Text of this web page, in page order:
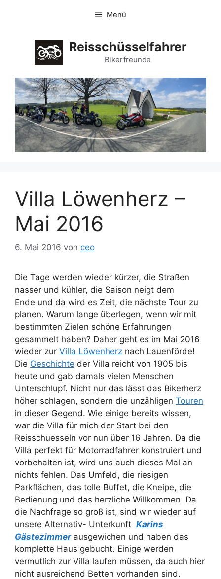
Menü
Reisschüsselfahrer
Bikerfreunde
Villa Löwenherz –
Mai 2016
6. Mai 2016 von ceo
Die Tage werden wieder kürzer, die Straßen
nasser und kühler, die Saison neigt dem
Ende und da wird es Zeit, die nächste Tour zu
planen. Warum lange überlegen, wenn wir mit
bestimmten Zielen schöne Erfahrungen
gesammelt haben? Daher geht es im Mai 2016
wieder zur Villa Löwenherz nach Lauenförde!
Die Geschichte der Villa reicht von 1905 bis
heute und gab damals vielen Menschen
Unterschlupf. Nicht nur das lässt das Bikerherz
höher schlagen, sondern die unzähligen Touren
in dieser Gegend. Wie einige bereits wissen,
war die Villa für mich der Start bei den
Reisschuesseln vor nun über 16 Jahren. Da die
Villa perfekt für Motorradfahrer konstruiert und
vorbehalten ist, wird uns auch dieses Mal an
nichts fehlen. Das Umfeld, die riesigen
Parkflächen, das tolle Buffet, die Kneipe, die
Bedienung und das herzliche Willkommen. Da
die Nachfrage so groß ist, sind wir wieder auf
unsere Alternativ- Unterkunft Karins
Gästezimmerausgewichen und haben das
komplette Haus gebucht. Einige werden
vermutlich zur Villa laufen müssen, da auch hier
nicht ausreichend Betten vorhanden sind.